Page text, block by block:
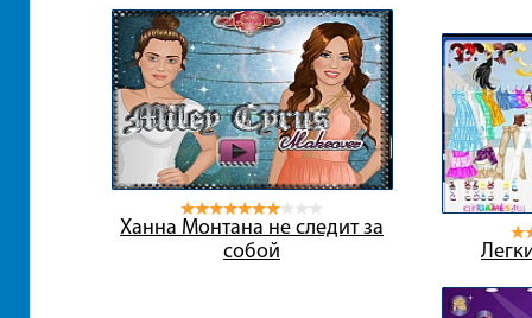
Ханна Монтана не следит за
собой